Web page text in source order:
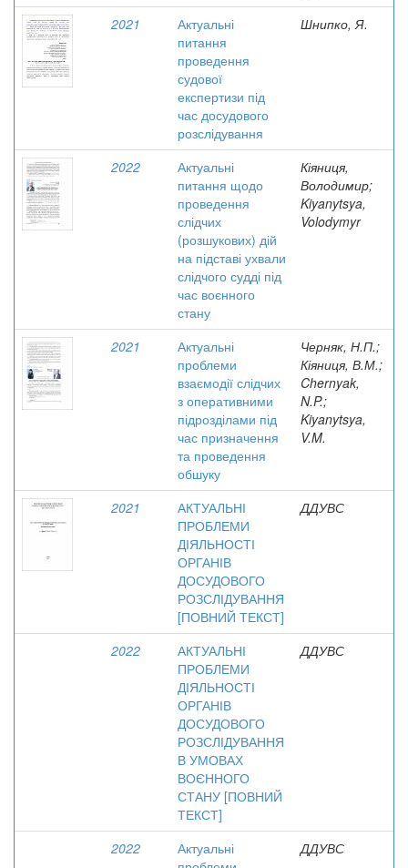
2021
Актуальні
питання
проведення
судової
експертизи під
час досудового
розслідування
Шнипко, Я.
2022
Актуальні
питання щодо
проведення
слідчих
(розшукових) дій
на підставі ухвали
слідчого судді під
час воєнного
стану
Кіяниця,
Володимир;
Kiyanytsya,
Volodymyr
2021
Актуальні
проблеми
взаємодії слідчих
з оперативними
підрозділами під
час призначення
та проведення
обшуку
Черняк, Н.П.;
Кіяниця, В.М.;
Chernyak,
N.P.;
Kiyanytsya,
V.M.
2021
АКТУАЛЬНІ
ПРОБЛЕМИ
ДІЯЛЬНОСТІ
ОРГАНІВ
ДОСУДОВОГО
РОЗСЛІДУВАННЯ
[ПОВНИЙ ТЕКСТ]
ДДУВС
2022
АКТУАЛЬНІ
ПРОБЛЕМИ
ДІЯЛЬНОСТІ
ОРГАНІВ
ДОСУДОВОГО
РОЗСЛІДУВАННЯ
В УМОВАХ
ВОЄННОГО
СТАНУ [ПОВНИЙ
ТЕКСТ]
ДДУВС
2022
Актуальні
ДДУВС